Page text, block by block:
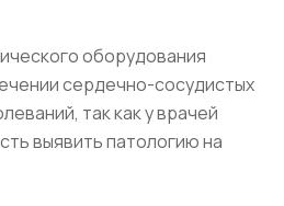
оборудования
сердечно-сосудистых
так как у врачей
выявить патологию на